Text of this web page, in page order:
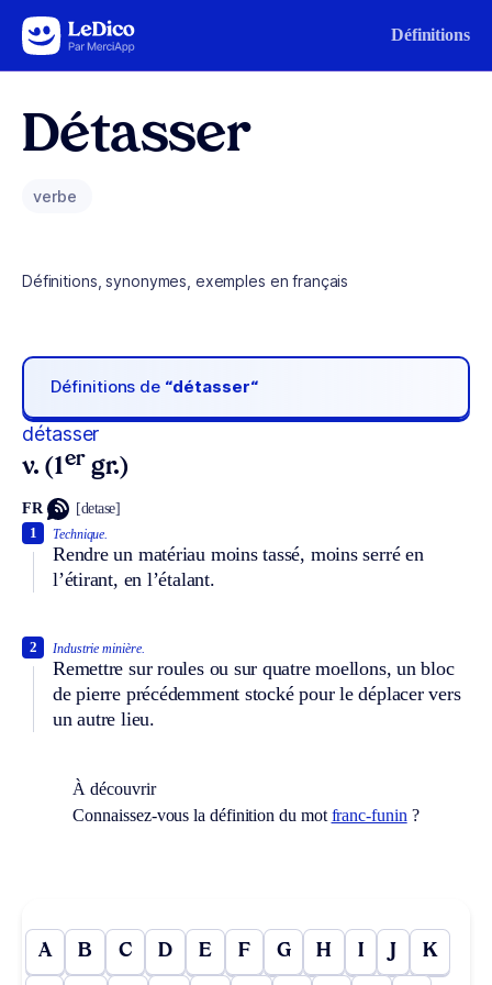
Aller au contenu Définitions
Détasser
verbe
Définitions, synonymes, exemples en français
Définitions de “détasser“
détasser
v. (1er gr.)
FR [detase]
Technique.
Rendre un matériau moins tassé, moins serré en
l’étirant, en l’étalant.
1
Industrie minière.
Remettre sur roules ou sur quatre moellons, un bloc
de pierre précédemment stocké pour le déplacer vers
un autre lieu.
2
À découvrir
Connaissez-vous la définition du mot franc-funin ?
A B C D E F G H I J K